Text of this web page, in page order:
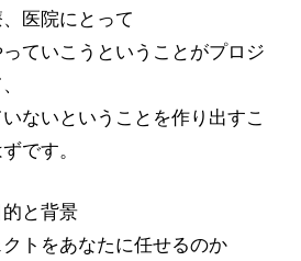
医院にとって
ていこうということがプロジ
ないということを作り出すこ
です。
的と背景
クトをあなたに任せるのか